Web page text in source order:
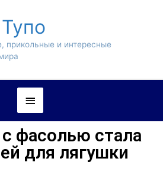
прикольные и интересные
фасолью стала
для лягушки